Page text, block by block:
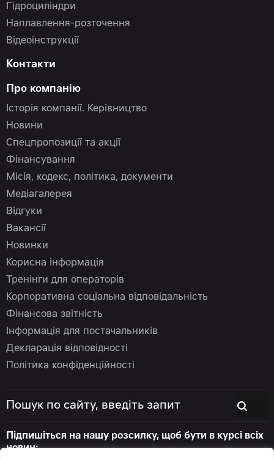
Гідроциліндри
Наплавлення-розточення
Відеоінструкції
Контакти
Про компанію
Історія компанії. Керівництво
Новини
Спецпропозиції та акції
Фінансування
Місія, кодекс, політика, документи
Медіагалерея
Відгуки
Вакансії
Новинки
Корисна інформація
Тренінги для операторів
Корпоративна соціальна відповідальність
Фінансова звітність
Інформація для постачальників
Декларація відповідності
Політика конфіденційності
Підпишіться на нашу розсилку, щоб бути в курсі всіх
новин: